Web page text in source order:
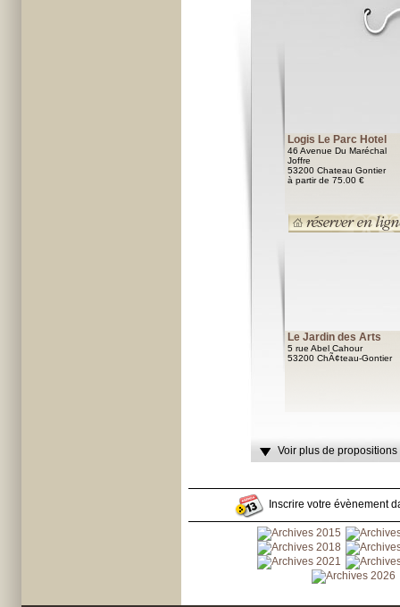
Logis Le Parc Hotel
46 Avenue Du Maréchal
Joffre
53200 Chateau Gontier
à partir de 75.00 €
Le Jardin des Arts
5 rue Abel Cahour
53200 ChÃ¢teau-Gontier
Voir plus de
Inscrire votre évènement